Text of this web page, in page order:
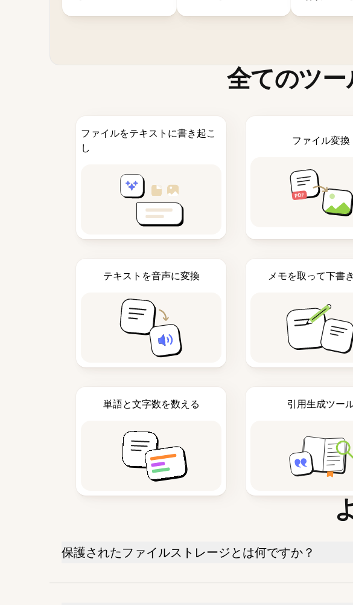
全てのツ
ファイルをテキストに書き起こ
し
ファイル変換
テキストを音声に変換 メモを取って下書
単語と文字数を数える 引用生成ツー
保護されたファイルストレージとは何ですか？